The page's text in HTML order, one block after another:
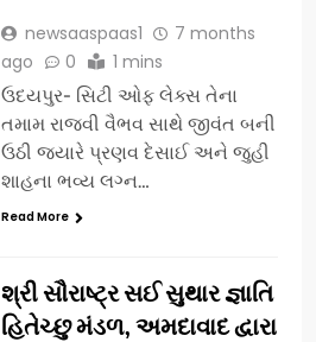
newsaaspaas1
7 months
ago
0 1 mins
ઉદયપુર- સિટી ઓફ લેક્સ તેના
તમામ રાજવી વૈભવ સાથે જીવંત બની
ઉઠી જ્યારે પ્રણવ દેસાઈ અને જુહી
શાહના ભવ્ય લગ્ન…
Read More
શ્રી સૌરાષ્ટ્ર સઈ સુથાર જ્ઞાતિ
હિતેચ્છુ મંડળ, અમદાવાદ દ્વારા